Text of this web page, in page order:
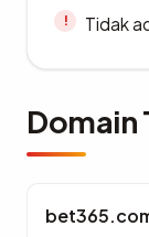
Tidak
Domain